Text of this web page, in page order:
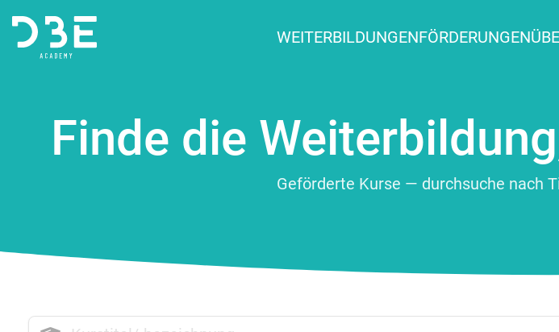
WEITERBILDUNGENFÖRDERUNGEN
Finde die
Geförderte Kurse — durchsuche nach